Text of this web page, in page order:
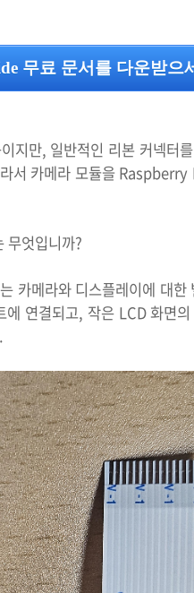
무료 문서를 다운받으
만, 일반적인 리본 커넥터
서 카메라 모듈을
무엇입니까?
메라와 디스플레이에 대한
연결되고, 작은 LCD 화면